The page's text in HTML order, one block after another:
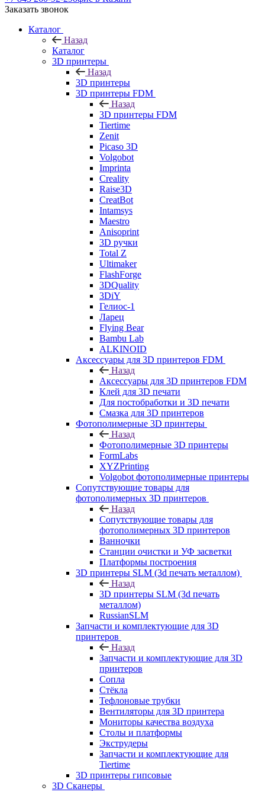
Заказать звонок
Каталог
Назад
Каталог
3D принтеры
Назад
3D принтеры
3D принтеры FDM
Назад
3D принтеры FDM
Tiertime
Zenit
Picaso 3D
Volgobot
Imprinta
Creality
Raise3D
CreatBot
Intamsys
Maestro
Anisoprint
3D ручки
Total Z
Ultimaker
FlashForge
3DQuality
3DiY
Гелиос-1
Ларец
Flying Bear
Bambu Lab
ALKINOID
Аксессуары для 3D принтеров FDM
Назад
Аксессуары для 3D принтеров FDM
Клей для 3D печати
Для постобработки и 3D печати
Смазка для 3D принтеров
Фотополимерные 3D принтеры
Назад
Фотополимерные 3D принтеры
FormLabs
XYZPrinting
Volgobot фотополимерные принтеры
Сопутствующие товары для
фотополимерных 3D принтеров
Назад
Сопутствующие товары для
фотополимерных 3D принтеров
Ванночки
Станции очистки и УФ засветки
Платформы построения
3D принтеры SLM (3d печать металлом)
Назад
3D принтеры SLM (3d печать
металлом)
RussianSLM
Запчасти и комплектующие для 3D
принтеров
Назад
Запчасти и комплектующие для 3D
принтеров
Сопла
Cтёкла
Тефлоновые трубки
Вентиляторы для 3D принтера
Мониторы качества воздуха
Столы и платформы
Экструдеры
Запчасти и комплектующие для
Tiertime
3D принтеры гипсовые
3D Сканеры